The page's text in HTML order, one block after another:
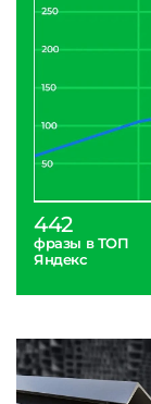
442
фразы в ТОП
Яндекс